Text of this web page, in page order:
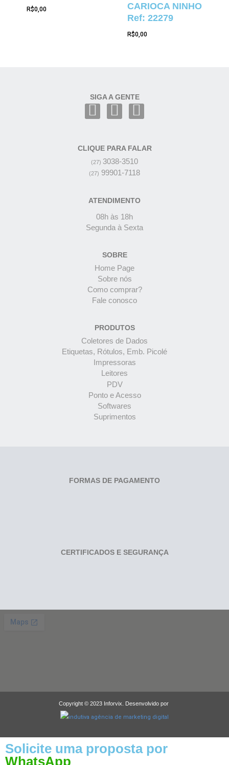
R$0,00
CARIOCA NINHO
Ref: 22279
R$0,00
SIGA A GENTE
CLIQUE PARA FALAR
(27) 3038-3510
(27) 99901-7118
ATENDIMENTO
08h às 18h
Segunda à Sexta
SOBRE
Home Page
Sobre nós
Como comprar?
Fale conosco
PRODUTOS
Coletores de Dados
Etiquetas, Rótulos, Emb. Picolé
Impressoras
Leitores
PDV
Ponto e Acesso
Softwares
Suprimentos
FORMAS DE PAGAMENTO
CERTIFICADOS E SEGURANÇA
Copyright © 2023 Inforvix. Desenvolvido por
Solicite uma proposta por
WhatsApp